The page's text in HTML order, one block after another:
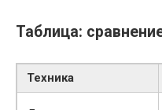
Таблица:
Техника